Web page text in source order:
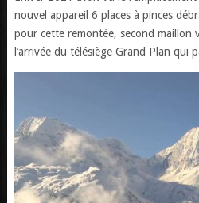
nouvel appareil 6 places à pinces
pour cette remontée, second maillon
l’arrivée du télésiège Grand Plan qui